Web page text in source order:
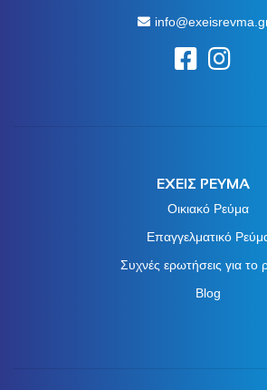
ΕΧΕΙΣ ΡΕΥΜΑ
Οικιακό Ρεύμα
Επαγγελματικό
Συχνές ερωτήσεις για το
Blog